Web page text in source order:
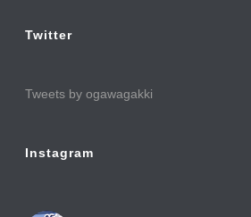
Twitter
Tweets by ogawagakki
Instagram